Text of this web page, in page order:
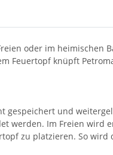
oder im heimischen
Feuertopf knüpft
gespeichert und
werden. Im Freien wird
zu platzieren. So wird